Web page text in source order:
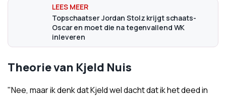
Topschaatser Jordan Stolz krijgt schaats-
Oscar en moet die na tegenvallend WK
inleveren
Theorie van Kjeld Nuis
"Nee, maar ik denk dat Kjeld wel dacht dat ik het deed in